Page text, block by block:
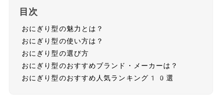
目次
おにぎり型の魅力とは？
おにぎり型の使い方は？
おにぎり型の選び方
おにぎり型のおすすめブランド・メーカーは？
おにぎり型のおすすめ人気ランキング10選